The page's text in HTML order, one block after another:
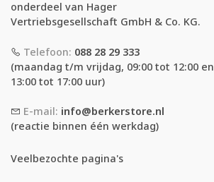
onderdeel van Hager
Vertriebsgesellschaft GmbH & Co. KG.
Telefoon: 088 28 29 333
(maandag t/m vrijdag, 09:00 tot 12:00 en
13:00 tot 17:00 uur)
E-mail: info@berkerstore.nl
(reactie binnen één werkdag)
Veelbezochte pagina's